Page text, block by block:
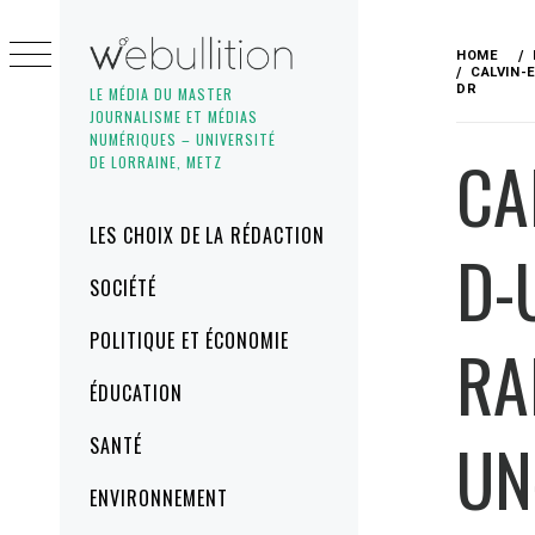
LE MÉDIA DU MASTER
JOURNALISME ET MÉDIAS
NUMÉRIQUES – UNIVERSITÉ
DE LORRAINE, METZ
MenuLES CHOIX DE LA RÉDACTION
SOCIÉTÉ
POLITIQUE ET ÉCONOMIE
ÉDUCATION
SANTÉ
ENVIRONNEMENT
to
content
HOME
CALVIN-
DR